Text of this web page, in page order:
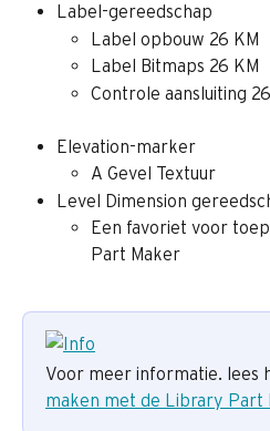
Label-gereedschap
Label opbouw 26 KM
Label Bitmaps 26 KM
Controle aansluiting
Elevation-marker
A Gevel Textuur
Level Dimension
Een favoriet voor
Part Maker
Voor meer informatie. lees
maken met de Library Part